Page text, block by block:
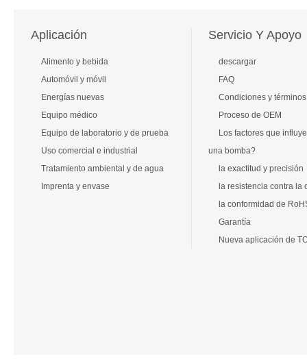
Aplicación
Alimento y bebida
Automóvil y móvil
Energías nuevas
Equipo médico
Equipo de laboratorio y de prueba
Uso comercial e industrial
Tratamiento ambiental y de agua
Imprenta y envase
Servicio Y Apoyo
descargar
FAQ
Condiciones y
Proceso de OEM
Los factores que
una bomba?
la exactitud y precisión
la resistencia contra la
la conformidad de
Garantía
Nueva aplicación de